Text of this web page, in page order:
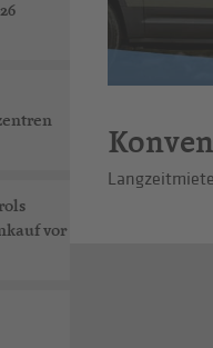
vor